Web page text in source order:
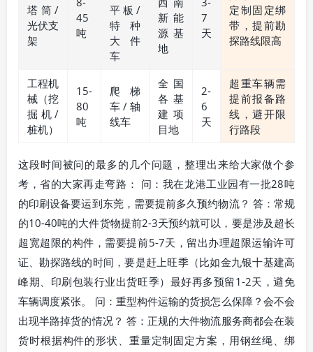
塔筒/
光伏支
架
45
吨
平板/
特种
大件
车
新能
源基
地
7
天
定制固定绑
带，提前勘
探路线限高
工程机
械（挖
掘机/
桩机）
15-
80
吨
爬梯
车/轴
线车
全国
各基
建项
目地
2-
6
天
超重车辆需
提前报备路
线，避开限
行路段
这段时间被问的最多的几个问题，整理出来给大家做个参
考，省的大家再走弯路： 问：我在龙港工业园有一批28吨
的印刷设备要运到东莞，需要提前多久预约物流？ 答：常规
的10-40吨的大件货物提前2-3天预约就可以，要是涉及超长
超宽超限的构件，需要提前5-7天，留出办理超限运输许可
证、勘探路线的时间，要是赶上旺季（比如金九银十基建高
峰期、印刷包装行业出货旺季）最好再多预留1-2天，避免
车辆调度紧张。 问：重型构件运输的货损怎么保障？会不会
出现半路掉货的情况？ 答：正规的大件物流服务商都会在装
货时根据构件的形状、重量定制固定方案，用钢丝绳、绑